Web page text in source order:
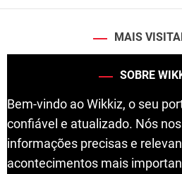
MAIS
SOBRE
Bem-vindo ao Wikkiz, o seu
confiável e atualizado. Nós
informações precisas e
acontecimentos mais